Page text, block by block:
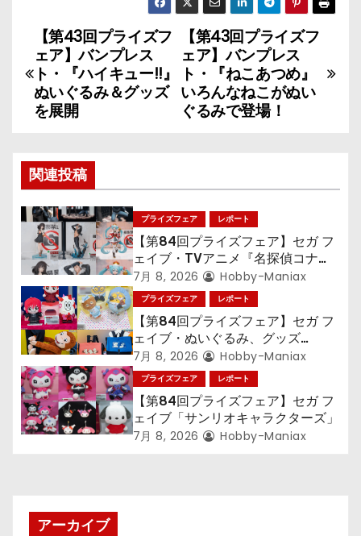
投
稿
ナ
ゲ
ー
シ
ョ
ン
【第43回プライズフ
ェア】バンプレス
ト・『ねこあつめ』
いろんなねこがぬい
ぐるみで登場！
【第43回プライズフ
ェア】バンプレス
ト・『ハイキュー!!』
ぬいぐるみ＆グッズ
を展開
関連投稿
プライズフェア レポート
【第84回プライズフェア】セガ フ
ェイブ・TVアニメ『名探偵コナ
ン』TVアニメ『呪術廻戦』『〈物
語〉シリーズ』「初音ミク」
7月 8, 2026 Hobby-Maniax
プライズフェア レポート
【第84回プライズフェア】セガ フ
ェイブ・ぬいぐるみ、グッズ
『LiSA』『ミニオン』『おさるの
ジョージ』『ポケットモンスター』
7月 8, 2026 Hobby-Maniax
プライズフェア レポート
【第84回プライズフェア】セガ フ
ェイブ「サンリオキャラクターズ」
7月 8, 2026 Hobby-Maniax
アーカイブ